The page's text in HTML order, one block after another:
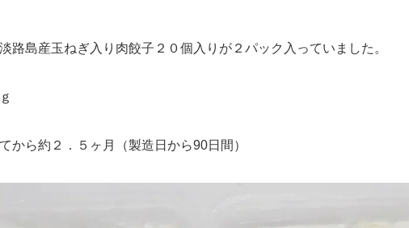
路島産玉ねぎ入り肉餃子２０個入りが２パック入っていました。
から約２．５ヶ月（製造日から90日間）